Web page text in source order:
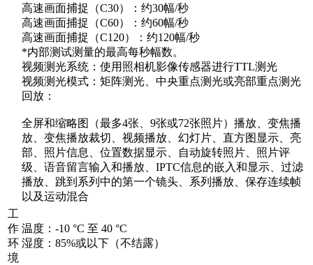
高速画面捕捉（C30）：约30幅/秒
高速画面捕捉（C60）：约60幅/秒
高速画面捕捉（C120）：约120幅/秒
*内部测试测量的最高每秒幅数。
视频测光系统：使用照相机影像传感器进行TTL测光
视频测光模式：矩阵测光、中央重点测光或亮部重点测光
回放：
全屏和缩略图（最多4张、9张或72张照片）播放、变焦播
放、变焦播放裁切、视频播放、幻灯片、直方图显示、亮
部、照片信息、位置数据显示、自动旋转照片、照片评
级、语音留言输入和播放、IPTC信息的嵌入和显示、过滤
播放、跳到系列中的第一个镜头、系列播放、保存连续帧
以及运动混合
工
作
环
境
温度：-10 °C 至 40 °C
湿度：85%或以下（不结露）